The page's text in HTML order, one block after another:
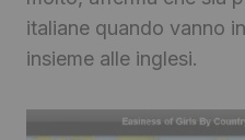
italiane quando vanno
insieme alle inglesi.